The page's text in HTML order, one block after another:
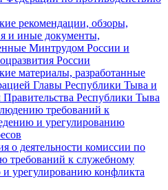
рекомендации, обзоры,
и иные документы,
Минтрудом России и
России
материалы, разработанные
Главы Республики Тыва и
Республики Тыва
требований к
и урегулированию
о деятельности комиссии по
требований к служебному
урегулированию конфликта